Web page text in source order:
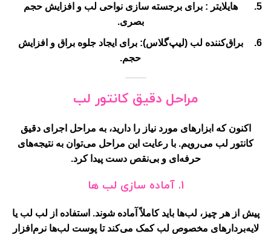
هایلایتر : برای برجسته سازی نواحی لب و افزایش حجم
بصری.
براق‌کننده لب (لیپ‌گلاس): برای ایجاد جلوه براق و افزایش
حجم.
مراحل دقیق کانتور لب
اکنون که ابزارهای مورد نیاز را دارید، به مراحل اجرای دقیق
کانتور لب می‌رویم. با رعایت این مراحل می‌توان به نتیجه‌های
حرفه‌ای و بی‌نقص دست پیدا کرد.
1. آماده سازی لب ها
پیش از هر چیز، لب‌ها باید کاملاً آماده شوند. استفاده از لب لب یا
لایه‌بردارهای مخصوص لب کمک می‌کند تا پوست لب‌ها نرم‌افزار